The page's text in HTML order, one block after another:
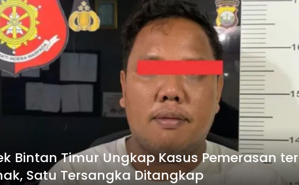
Bintan Timur Ungkap Kasus Pemerasan
Satu Tersangka Ditangkap